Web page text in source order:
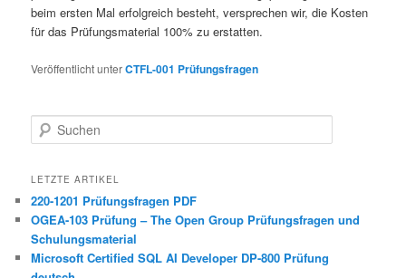
beim ersten Mal erfolgreich besteht, versprechen wir, die Kosten
für das Prüfungsmaterial 100% zu erstatten.
Veröffentlicht unterCTFL-001 Prüfungsfragen
Suchen
LETZTE ARTIKEL
220-1201 Prüfungsfragen PDF
OGEA-103 Prüfung – The Open Group Prüfungsfragen und
Schulungsmaterial
Microsoft Certified SQL AI Developer DP-800 Prüfung